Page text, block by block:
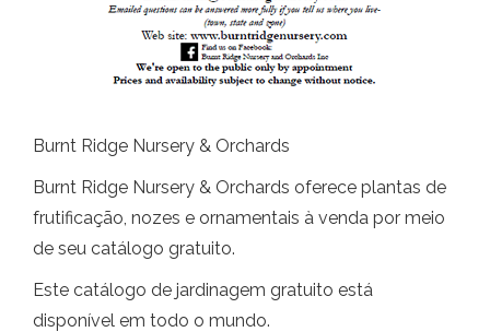
Burnt Ridge Nursery & Orchards
Burnt Ridge Nursery & Orchards oferece plantas de
frutificação, nozes e ornamentais à venda por meio
de seu catálogo gratuito.
Este catálogo de jardinagem gratuito está
disponível em todo o mundo.